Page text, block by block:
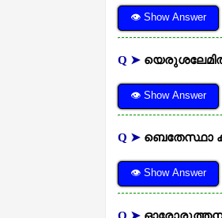
👁 Show Answer
Q ➤
👁 Show Answer
Q ➤ ബെതേസ്ഥാ
👁 Show Answer
Q ➤ ഓരോരുത്തനു